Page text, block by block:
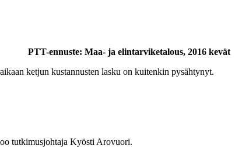
PTT-ennuste: Maa- ja elintarviketalous, 2016 kevät
ketjun kustannusten lasku on kuitenkin pysähtynyt.
tutkimusjohtaja Kyösti Arovuori.